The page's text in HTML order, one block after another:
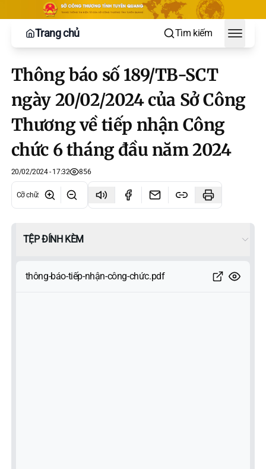
Trang chủ Tìm kiếm
Toggle
Thông báo số 189/TB-SCT
ngày 20/02/2024 của Sở Công
Thương về tiếp nhận Công
chức 6 tháng đầu năm 2024
20/02/2024 - 17:32 856
Cỡ chữ:
TỆP ĐÍNH KÈM
thông-báo-tiếp-nhận-công-chức.pdf